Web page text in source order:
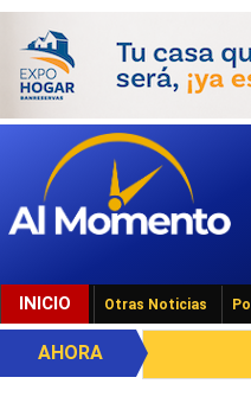
INICIO Otras Noticias
AHORA